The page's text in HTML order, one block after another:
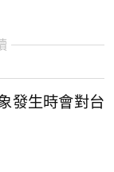
發生時會對台